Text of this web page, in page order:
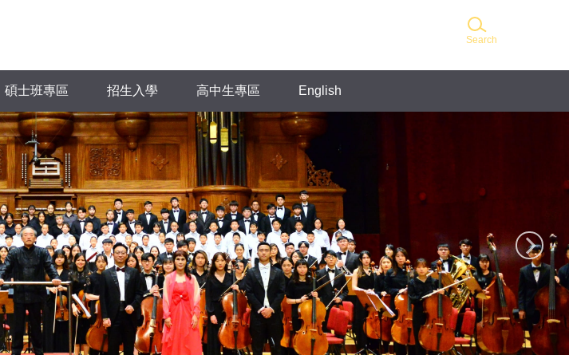
Search
碩士班專區 招生入學 高中生專區 English